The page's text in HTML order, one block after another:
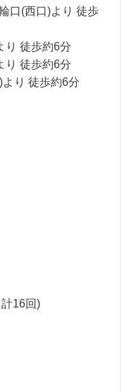
口(西口)より 徒歩
り 徒歩約6分
り 徒歩約6分
り 徒歩約6分
16回)